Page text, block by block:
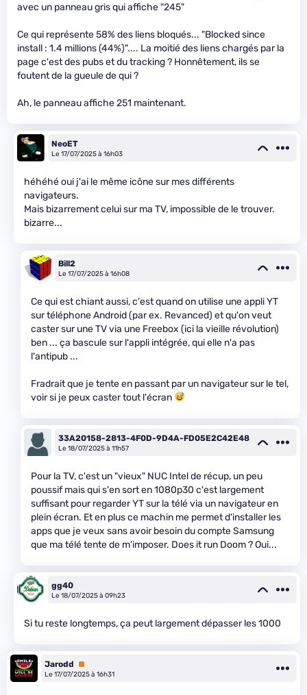
avec un panneau gris qui affiche "245"
Ce qui représente 58% des liens bloqués... "Blocked since
install : 1.4 millions (44%)".... La moitié des liens chargés par la
page c'est des pubs et du tracking ? Honnêtement, ils se
foutent de la gueule de qui ?
Ah, le panneau affiche 251 maintenant.
NeoET
Le 17/07/2025 à 16h03
héhéhé oui j'ai le même icône sur mes différents
navigateurs.
Mais bizarrement celui sur ma TV, impossible de le trouver.
bizarre...
Bill2
Le 17/07/2025 à 16h08
Ce qui est chiant aussi, c'est quand on utilise une appli YT
sur téléphone Android (par ex. Revanced) et qu'on veut
caster sur une TV via une Freebox (ici la vieille révolution)
ben ... ça bascule sur l'appli intégrée, qui elle n'a pas
l'antipub ...
Fradrait que je tente en passant par un navigateur sur le tel,
voir si je peux caster tout l'écran
33A20158-2813-4F0D-9D4A-FD05E2C42E48
Le 18/07/2025 à 11h57
Pour la TV, c'est un "vieux" NUC Intel de récup, un peu
poussif mais qui s'en sort en 1080p30 c'est largement
suffisant pour regarder YT sur la télé via un navigateur en
plein écran. Et en plus ce machin me permet d'installer les
apps que je veux sans avoir besoin du compte Samsung
que ma télé tente de m'imposer. Does it run Doom ? Oui...
gg40
Le 18/07/2025 à 09h23
Si tu reste longtemps, ça peut largement dépasser les 1000
Jarodd
Premium
Le 17/07/2025 à 16h31